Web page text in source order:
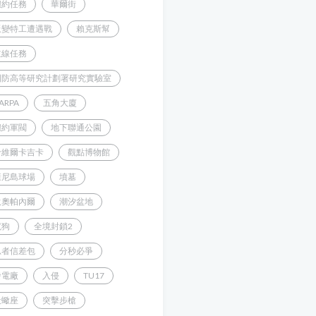
任務 華爾街
特工遭遇戰 賴克斯幫
任務
高等研究計劃署研究實驗室
五角大廈
軍閥 地下聯通公園
爾卡吉卡 觀點博物館
島球場 墳墓
帕內爾 潮汐盆地
全境封鎖2
信差包 分秒必爭
廠 入侵 TU17
座 突擊步槍